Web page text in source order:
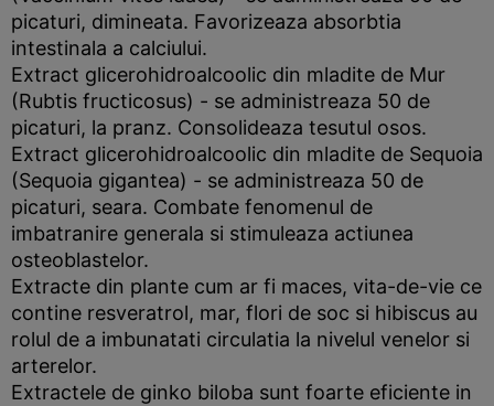
picaturi, dimineata. Favorizeaza absorbtia
intestinala a calciului.
Extract glicerohidroalcoolic din mladite de Mur
(Rubtis fructicosus) - se administreaza 50 de
picaturi, la pranz. Consolideaza tesutul osos.
Extract glicerohidroalcoolic din mladite de Sequoia
(Sequoia gigantea) - se administreaza 50 de
picaturi, seara. Combate fenomenul de
imbatranire generala si stimuleaza actiunea
osteoblastelor.
Extracte din plante cum ar fi maces, vita-de-vie ce
contine resveratrol, mar, flori de soc si hibiscus au
rolul de a imbunatati circulatia la nivelul venelor si
arterelor.
Extractele de ginko biloba sunt foarte eficiente in